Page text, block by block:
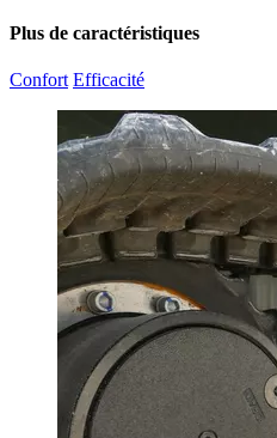
Plus de caractéristiques
Confort Efficacité